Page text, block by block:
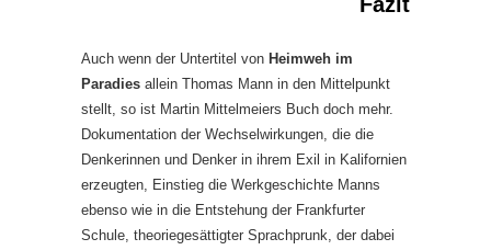
Auch wenn der Untertitel von Heimweh im
Paradies allein Thomas Mann in den Mittelpunkt
stellt, so ist Martin Mittelmeiers Buch doch mehr.
Dokumentation der Wechselwirkungen, die die
Denkerinnen und Denker in ihrem Exil in Kalifornien
erzeugten, Einstieg die Werkgeschichte Manns
ebenso wie in die Entstehung der Frankfurter
Schule, theoriegesättigter Sprachprunk, der dabei